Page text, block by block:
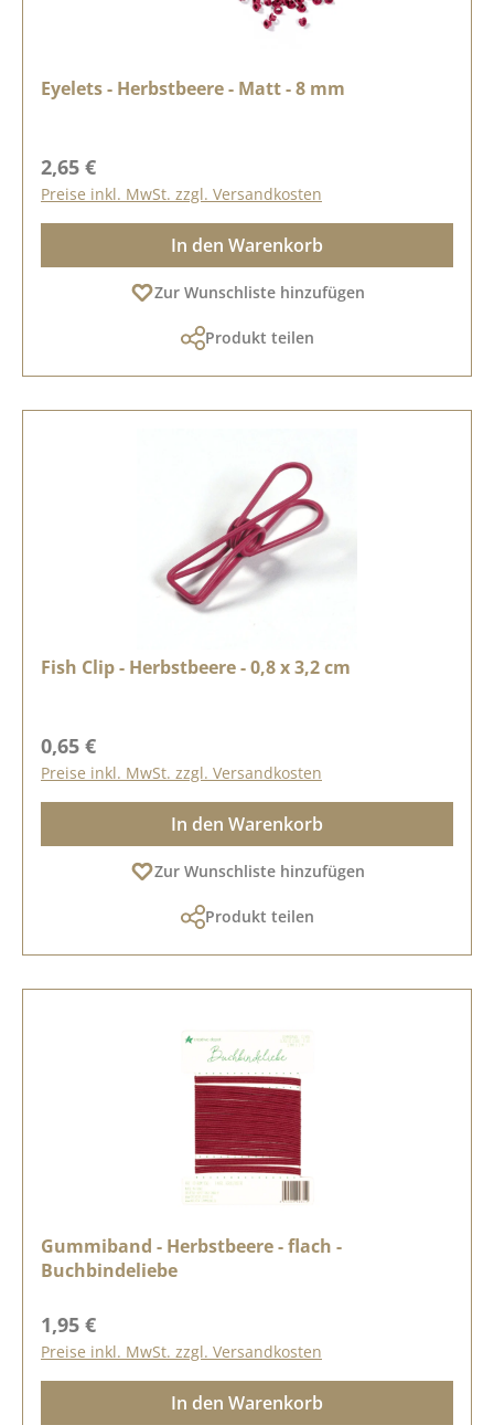
Eyelets - Herbstbeere - Matt - 8 mm
Regulärer Preis:
2,65 €
Preise inkl. MwSt. zzgl. Versandkosten
In den Warenkorb
Zur Wunschliste hinzufügen
Produkt teilen
Fish Clip - Herbstbeere - 0,8 x 3,2 cm
Regulärer Preis:
0,65 €
Preise inkl. MwSt. zzgl. Versandkosten
In den Warenkorb
Zur Wunschliste hinzufügen
Produkt teilen
Gummiband - Herbstbeere - flach -
Buchbindeliebe
Regulärer Preis:
1,95 €
Preise inkl. MwSt. zzgl. Versandkosten
In den Warenkorb